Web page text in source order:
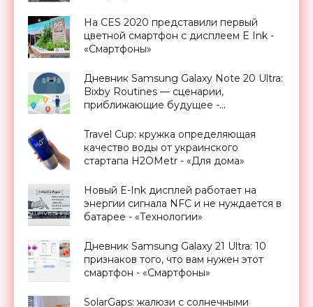
На CES 2020 представили первый
цветной смартфон с дисплеем E Ink -
«Смартфоны»
Дневник Samsung Galaxy Note 20 Ultra:
Bixby Routines — сценарии,
приближающие будущее -
Travel Cup: кружка определяющая
качество воды от украинского
стартапа H2OMetr - «Для дома»
Новый E-Ink дисплей работает на
энергии сигнала NFC и не нуждается в
батарее - «Технологии»
Дневник Samsung Galaxy 21 Ultra: 10
признаков того, что вам нужен этот
смартфон - «Смартфоны»
SolarGaps: жалюзи с солнечными